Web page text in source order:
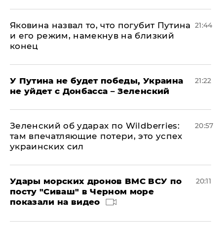
Яковина назвал то, что погубит Путина
и его режим, намекнув на близкий
конец
21:44
У Путина не будет победы, Украина
не уйдет с Донбасса – Зеленский
21:22
Зеленский об ударах по Wildberries:
там впечатляющие потери, это успех
украинских сил
20:57
Удары морских дронов ВМС ВСУ по
посту "Сиваш" в Черном море
показали на видео
20:11